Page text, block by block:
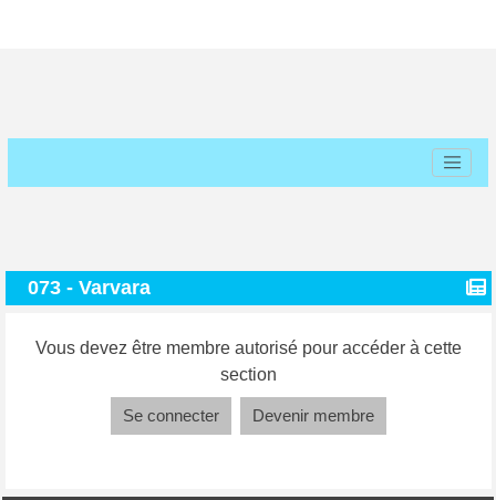
073 - Varvara
Vous devez être membre autorisé pour accéder à cette
section
Se connecter Devenir membre